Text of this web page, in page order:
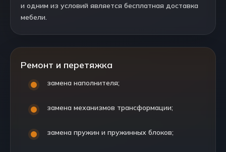
и одним из условий является бесплатная доставка
мебели.
Ремонт и перетяжка
замена наполнителя;
замена механизмов трансформации;
замена пружин и пружинных блоков;